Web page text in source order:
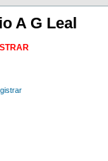
A G Leal